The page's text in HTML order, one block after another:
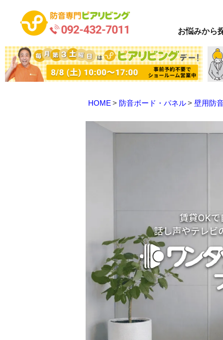
お悩みから
HOME 防音ボード・パネル 壁用防